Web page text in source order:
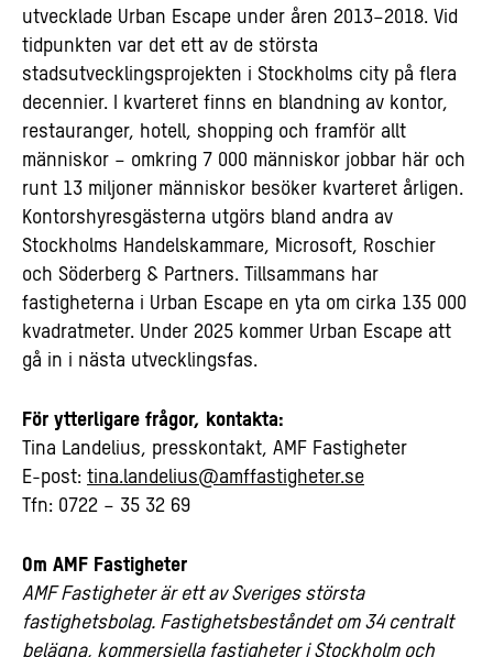
utvecklade Urban Escape under åren 2013–2018. Vid
tidpunkten var det ett av de största
stadsutvecklingsprojekten i Stockholms city på flera
decennier. I kvarteret finns en blandning av kontor,
restauranger, hotell, shopping och framför allt
människor – omkring 7 000 människor jobbar här och
runt 13 miljoner människor besöker kvarteret årligen.
Kontorshyresgästerna utgörs bland andra av
Stockholms Handelskammare, Microsoft, Roschier
och Söderberg & Partners. Tillsammans har
fastigheterna i Urban Escape en yta om cirka 135 000
kvadratmeter. Under 2025 kommer Urban Escape att
gå in i nästa utvecklingsfas.
För ytterligare frågor, kontakta:
Tina Landelius, presskontakt, AMF Fastigheter
E-post: tina.landelius@amffastigheter.se
Tfn: 0722 – 35 32 69
Om AMF Fastigheter
AMF Fastigheter är ett av Sveriges största
fastighetsbolag. Fastighetsbeståndet om 34 centralt
belägna, kommersiella fastigheter i Stockholm och